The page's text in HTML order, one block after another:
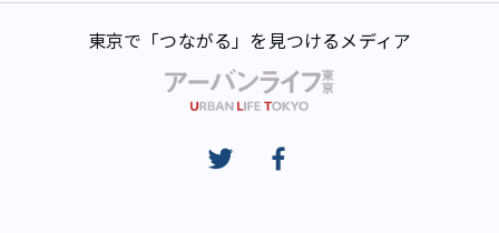
東京で「つながる」を見つけるメディア